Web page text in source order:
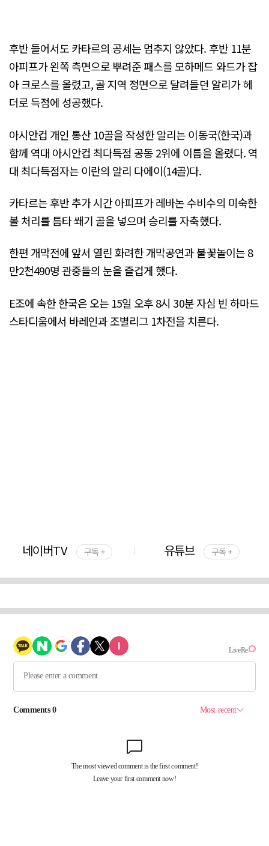
후반 들어서도 카타르의 공세는 멈추지 않았다. 후반 11분
아피프가 왼쪽 측면으로 뿌려준 패스를 모하메드 와드가 잡
아 크로스를 올렸고, 골 지역 정면으로 달려들던 알리가 헤
더로 득점에 성공했다.
아시안컵 개인 통산 10골을 작성한 알리는 이동국(한국)과
함께 역대 아시안컵 최다득점 공동 2위에 이름을 올렸다. 역
대 최다득점자는 이란의 알리 다에이(14골)다.
카타르는 후반 추가 시간 아피프가 레바논 수비수의 미숙한
볼 처리를 틈타 쐐기 골을 넣으며 승리를 자축했다.
한편 개막전에 앞서 열린 화려한 개막공연과 불꽃놀이는 8
만2천490명 관중들의 눈을 즐겁게 했다.
E조에 속한 한국은 오는 15일 오후 8시 30분 자심 빈 하마드
스타디움에서 바레인과 조별리그 1차전을 치른다.
네이버TV 구독 + 유튜브 구독 +